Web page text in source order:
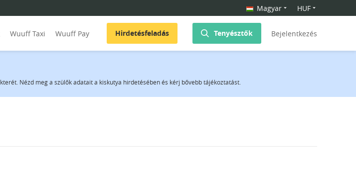
Magyar HUF
Wuuff Taxi Wuuff Pay Hirdetésfeladás Tenyésztők Bejelentkezés
Nézd meg a szülők adatait a kiskutya hirdetésében és kérj bővebb tájékoztatást.